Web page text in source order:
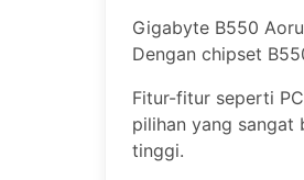
Gigabyte B550
Dengan chipset
Fitur-fitur seperti
pilihan yang sangat
tinggi.